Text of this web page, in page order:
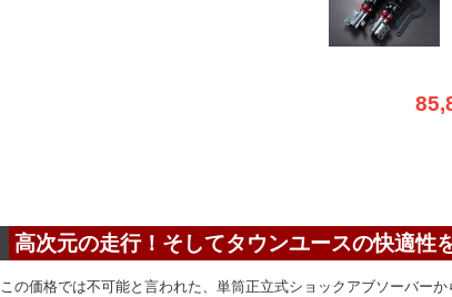
高次元の走行！そしてタウンユースの快適性
この価格では不可能と言われた、単筒正立式ショックアブソーバー